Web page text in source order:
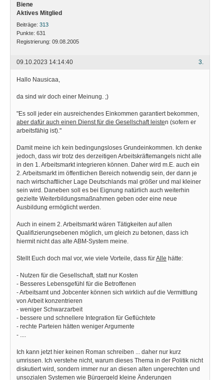
Biene
Aktives Mitglied
Beiträge: 313
Punkte: 631
Registrierung: 09.08.2005
3.
09.10.2023 14:14:40
Hallo Nausicaa,
da sind wir doch einer Meinung. ;)
"Es soll jeder ein ausreichendes Einkommen garantiert bekommen,
aber dafür auch einen Dienst für die Gesellschaft leisten (sofern er
arbeitsfähig ist)."
Damit meine ich kein bedingungsloses Grundeinkommen. Ich denke
jedoch, dass wir trotz des derzeitigen Arbeitskräftemangels nicht alle
in den 1. Arbeitsmarkt integrieren können. Daher wird m.E. auch ein
2. Arbeitsmarkt im öffentlichen Bereich notwendig sein, der dann je
nach wirtschaftlicher Lage Deutschlands mal größer und mal kleiner
sein wird. Daneben soll es bei Eignung natürlich auch weiterhin
gezielte Weiterbildungsmaßnahmen geben oder eine neue
Ausbildung ermöglicht werden.
Auch in einem 2. Arbeitsmarkt wären Tätigkeiten auf allen
Qualifizierungsebenen möglich, um gleich zu betonen, dass ich
hiermit nicht das alte ABM-System meine.
Stellt Euch doch mal vor, wie viele Vorteile, dass fürAlle hätte:
- Nutzen für die Gesellschaft, statt nur Kosten
- Besseres Lebensgefühl für die Betroffenen
- Arbeitsamt und Jobcenter können sich wirklich auf die Vermittlung
von Arbeit konzentrieren
- weniger Schwarzarbeit
- bessere und schnellere Integration für Geflüchtete
- rechte Parteien hätten weniger Argumente
- ....
Ich kann jetzt hier keinen Roman schreiben ... daher nur kurz
umrissen. Ich verstehe nicht, warum dieses Thema in der Politik nicht
diskutiert wird, sondern immer nur an diesen alten ungerechten und
unsozialen Systemen wie Bürgergeld kleine Änderungen